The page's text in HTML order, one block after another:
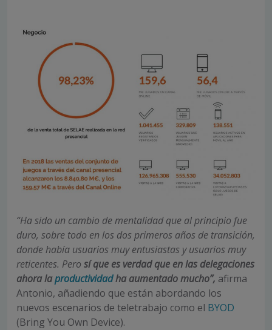
“Ha sido un cambio de mentalidad que al principio fue
duro, sobre todo en los dos primeros años de transición,
donde había usuarios muy entusiastas y usuarios muy
reticentes. Pero sí que es verdad que en las delegaciones
ahora laproductividadha aumentado mucho”, afirma
Antonio, añadiendo que están abordando los
nuevos escenarios de teletrabajo como el BYOD
(Bring You Own Device).